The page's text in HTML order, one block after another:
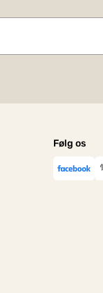
Følg os